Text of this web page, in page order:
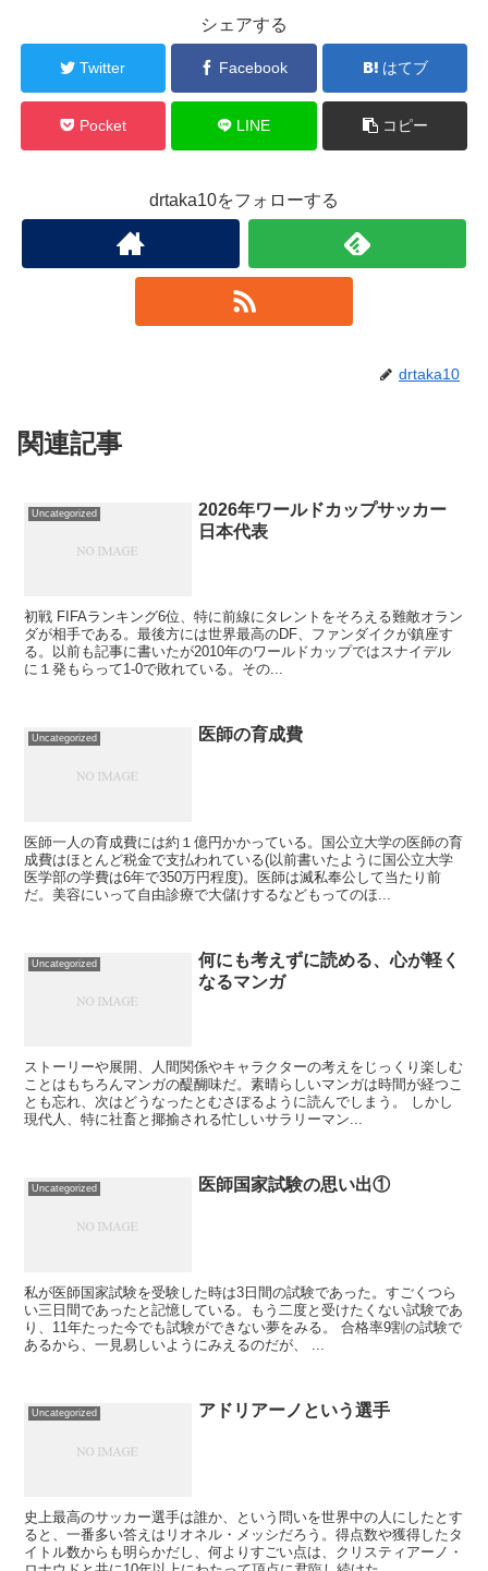
シェアする
Twitter Facebook はてブ
Pocket LINE コピー
drtaka10をフォローする
drtaka10
関連記事
Uncategorized
2026年ワールドカップサッカー
日本代表
初戦 FIFAランキング6位、特に前線にタレントをそろえる難敵オラン
ダが相手である。最後方には世界最高のDF、ファンダイクが鎮座す
る。以前も記事に書いたが2010年のワールドカップではスナイデル
に１発もらって1-0で敗れている。その...
Uncategorized 医師の育成費
医師一人の育成費には約１億円かかっている。国公立大学の医師の育
成費はほとんど税金で支払われている(以前書いたように国公立大学
医学部の学費は6年で350万円程度)。医師は滅私奉公して当たり前
だ。美容にいって自由診療で大儲けするなどもってのほ...
Uncategorized
何にも考えずに読める、心が軽く
なるマンガ
ストーリーや展開、人間関係やキャラクターの考えをじっくり楽しむ
ことはもちろんマンガの醍醐味だ。素晴らしいマンガは時間が経つこ
とも忘れ、次はどうなったとむさぼるように読んでしまう。 しかし
現代人、特に社畜と揶揄される忙しいサラリーマン...
Uncategorized 医師国家試験の思い出①
私が医師国家試験を受験した時は3日間の試験であった。すごくつら
い三日間であったと記憶している。もう二度と受けたくない試験であ
り、11年たった今でも試験ができない夢をみる。 合格率9割の試験で
あるから、一見易しいようにみえるのだが、 ...
Uncategorized アドリアーノという選手
史上最高のサッカー選手は誰か、という問いを世界中の人にしたとす
ると、一番多い答えはリオネル・メッシだろう。得点数や獲得したタ
イトル数からも明らかだし、何よりすごい点は、クリスティアーノ・